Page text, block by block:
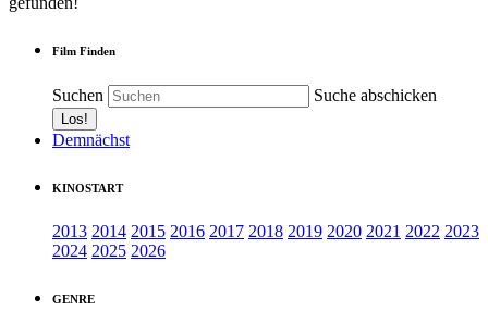
Film Finden
Suchen Suche abschicken
Demnächst
KINOSTART
2013 2014 2015 2016 2017 2018 2019 2020 2021 2022 2023
2024 2025 2026
GENRE